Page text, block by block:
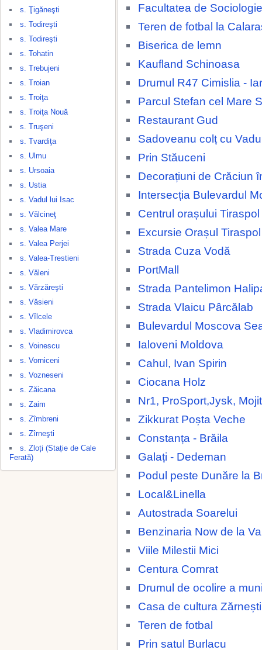
s. Ţigăneşti
s. Todireşti
s. Todireşti
s. Tohatin
s. Trebujeni
s. Troian
s. Troiţa
s. Troiţa Nouă
s. Truşeni
s. Tvardiţa
s. Ulmu
s. Ursoaia
s. Ustia
s. Vadul lui Isac
s. Vălcineţ
s. Valea Mare
s. Valea Perjei
s. Valea-Trestieni
s. Văleni
s. Vărzăreşti
s. Văsieni
s. Vîlcele
s. Vladimirovca
s. Voinescu
s. Vorniceni
s. Vozneseni
s. Zăicana
s. Zaim
s. Zîmbreni
s. Zîrneşti
s. Zloți (Stație de Cale
Ferată)
Facultatea de
Teren de fotbal la
Biserica de lemn
Kaufland Schinoasa
Drumul R47 Cimislia -
Parcul Stefan cel Mare
Restaurant Gud
Sadoveanu colț cu
Prin Stăuceni
Decorațiuni de Crăciun
Intersecția Bulevardul
Centrul orașului Tiraspol
Excursie Orașul Tiraspol
Strada Cuza Vodă
PortMall
Strada Pantelimon
Strada Vlaicu Pârcălab
Bulevardul Moscova
Ialoveni Moldova
Cahul, Ivan Spirin
Ciocana Holz
Nr1, ProSport,Jysk,
Zikkurat Poșta Veche
Constanța - Brăila
Galați - Dedeman
Podul peste Dunăre la
Local&Linella
Autostrada Soarelui
Benzinaria Now de la
Viile Milestii Mici
Centura Comrat
Drumul de ocolire a
Casa de cultura Zărnești
Teren de fotbal
Prin satul Burlacu